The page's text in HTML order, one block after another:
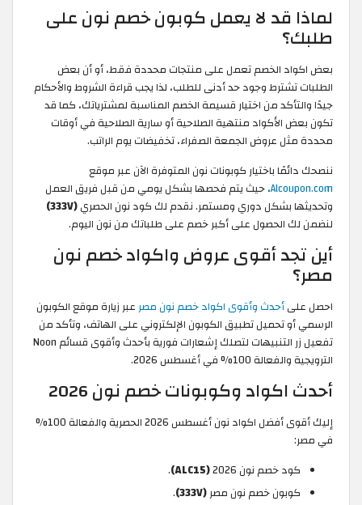
لماذا قد لا يعمل كوبون خصم نون على
طلبك؟
بعض اكواد الخصم تعمل على منتجات محددة فقط، أو أن بعض
الطلبات تشترط وجود حد أدنى للطلب، لذا يجب قراءة الشروط والأحكام
جيدًا والتأكد من اختيار قسيمة الخصم المناسبة لمشترياتك، كما قد
تكون بعض الأكواد منتهية الصلاحية أو سارية الصلاحية في أوقات
محددة مثل عروض الجمعة الصفراء، تخفيضات يوم الراتب.
ننصحك دائمًا باختيار كوبونات نون المتوفرة الآن عبر موقع
Alcoupon.com، حيث يتم فحصها بشكل يومي من قبل فريق العمل
وتحديثها بشكل دوري ومستمر. نقدم لك كود نون الحصري(333V)
لنضمن لك الحصول على أكبر خصم على طلباتك من نون اليوم.
أين تجد أقوى عروض واكواد خصم نون
مصر؟
احصل علىأحدث وأقوى اكواد خصم نون مصرعبر زيارة موقع الكوبون
الرسمي أو تحميل تطبيق الكوبون الإلكتروني على الهاتف، وتأكد من
تفعيل زر التنبيهات لتصلك إشعارات فورية بأحدث وأقوى قسائم Noon
الترويجية والفعالة 100% في أغسطس 2026.
أحدث اكواد وكوبونات خصم نون 2026
إليك أقوى أفضل اكواد نون أغسطس 2026 الحصرية والفعالة 100%
في مصر:
كود خصم نون 2026
(ALC15)
.
كوبون خصم نون مصر(333V)
.